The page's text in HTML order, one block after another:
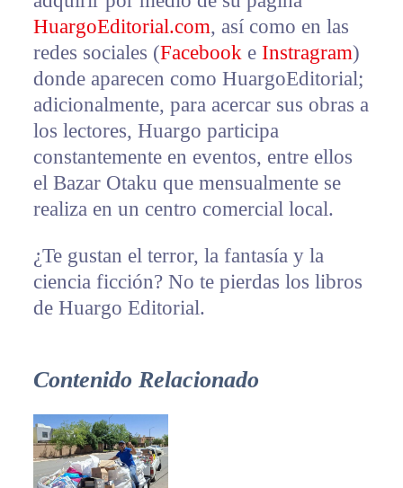
HuargoEditorial.com, así como en las
redes sociales (Facebooke Instragram)
donde aparecen como HuargoEditorial;
adicionalmente, para acercar sus obras a
los lectores, Huargo participa
constantemente en eventos, entre ellos
el Bazar Otaku que mensualmente se
realiza en un centro comercial local.
¿Te gustan el terror, la fantasía y la
ciencia ficción? No te pierdas los libros
de Huargo Editorial.
Contenido Relacionado